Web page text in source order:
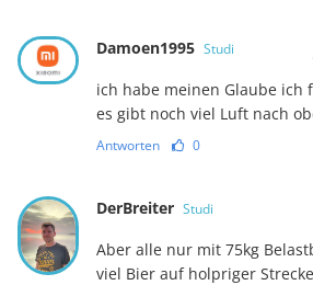
Damoen1995 Studi
ich habe meinen Glaube ich
es gibt noch viel Luft nach
Antworten 0
DerBreiter Studi
Aber alle nur mit 75kg
viel Bier auf holpriger